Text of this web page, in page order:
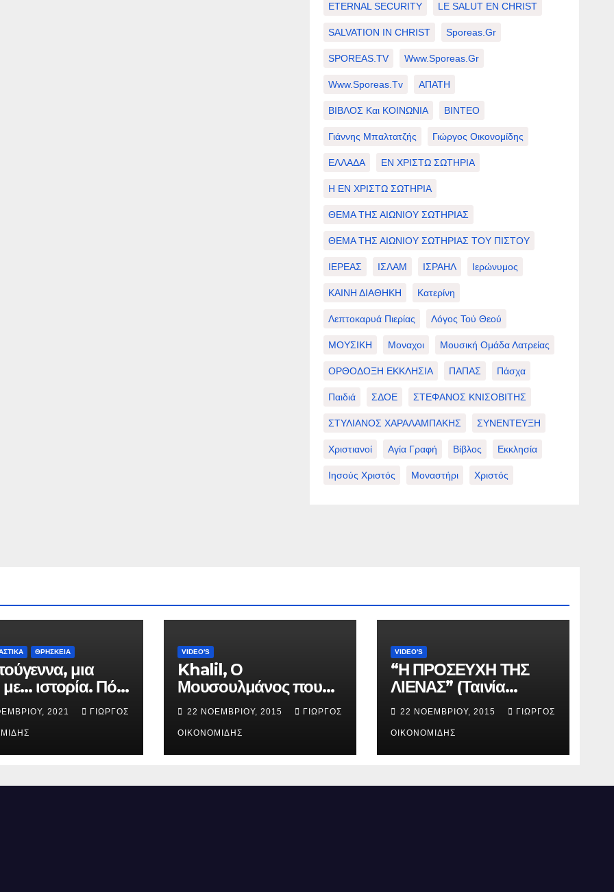
ETERNAL SECURITY LE SALUT EN CHRIST
SALVATION IN CHRIST Sporeas.gr
SPOREAS.TV Www.sporeas.gr
Www.sporeas.tv ΑΠΑΤΗ
ΒΙΒΛΟΣ Και ΚΟΙΝΩΝΙΑ ΒΙΝΤΕΟ
Γιάννης Μπαλτατζής Γιώργος Οικονομίδης
ΕΛΛΑΔΑ ΕΝ ΧΡΙΣΤΩ ΣΩΤΗΡΙΑ
Η ΕΝ ΧΡΙΣΤΩ ΣΩΤΗΡΙΑ
ΘΕΜΑ ΤΗΣ ΑΙΩΝΙΟΥ ΣΩΤΗΡΙΑΣ
ΘΕΜΑ ΤΗΣ ΑΙΩΝΙΟΥ ΣΩΤΗΡΙΑΣ ΤΟΥ ΠΙΣΤΟΥ
ΙΕΡΕΑΣ ΙΣΛΑΜ ΙΣΡΑΗΛ Ιερώνυμος
ΚΑΙΝΗ ΔΙΑΘΗΚΗ Κατερίνη
Λεπτοκαρυά Πιερίας Λόγος Τού Θεού
ΜΟΥΣΙΚΗ Μοναχοι Μουσική Ομάδα Λατρείας
ΟΡΘΟΔΟΞΗ ΕΚΚΛΗΣΙΑ ΠΑΠΑΣ Πάσχα
Παιδιά ΣΔΟΕ ΣΤΕΦΑΝΟΣ ΚΝΙΣΟΒΙΤΗΣ
ΣΤΥΛΙΑΝΟΣ ΧΑΡΑΛΑΜΠΑΚΗΣ ΣΥΝΕΝΤΕΥΞΗ
Χριστιανοί Αγία Γραφή Βίβλος Εκκλησία
Ιησούς Χριστός Μοναστήρι Χριστός
ΘΡΗΣΚΕΙΑ
μια
ιστορία. Πότε
ο Ιησούς
(Βίντεο).
2021 ΓΙΏΡΓΟΣ
VIDEO'S
Khalil, Ο
Μουσουλμάνος που
έγινε Χριστιανός.
22 ΝΟΕΜΒΡΊΟΥ, 2015 ΓΙΏΡΓΟΣ
ΟΙΚΟΝΟΜΊΔΗΣ
VIDEO'S
“Η ΠΡΟΣΕΥΧΗ ΤΗΣ
ΛΙΕΝΑΣ” (Ταινία
μικρού μήκους).
22 ΝΟΕΜΒΡΊΟΥ, 2015 ΓΙΏΡΓΟΣ
ΟΙΚΟΝΟΜΊΔΗΣ